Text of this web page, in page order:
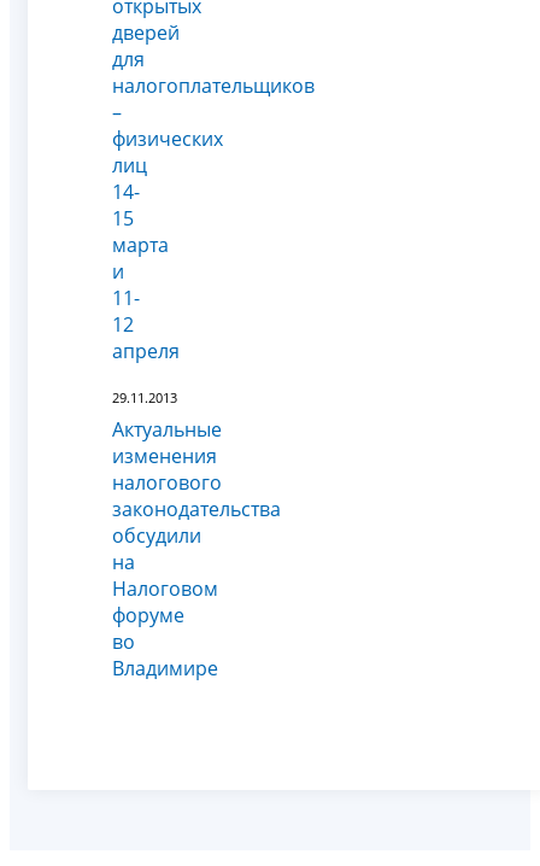
открытых
дверей
для
налогоплательщиков
–
физических
лиц
14-
15
марта
и
11-
12
апреля
29.11.2013
Актуальные
изменения
налогового
законодательства
обсудили
на
Налоговом
форуме
во
Владимире